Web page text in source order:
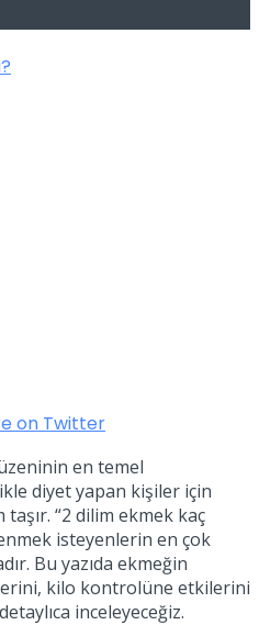
on Twitter
en temel
diyet yapan kişiler için
“2 dilim ekmek kaç
isteyenlerin en çok
Bu yazıda ekmeğin
kilo kontrolüne etkilerini
inceleyeceğiz.